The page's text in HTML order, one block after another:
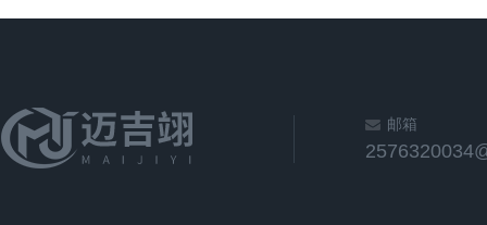
邮箱